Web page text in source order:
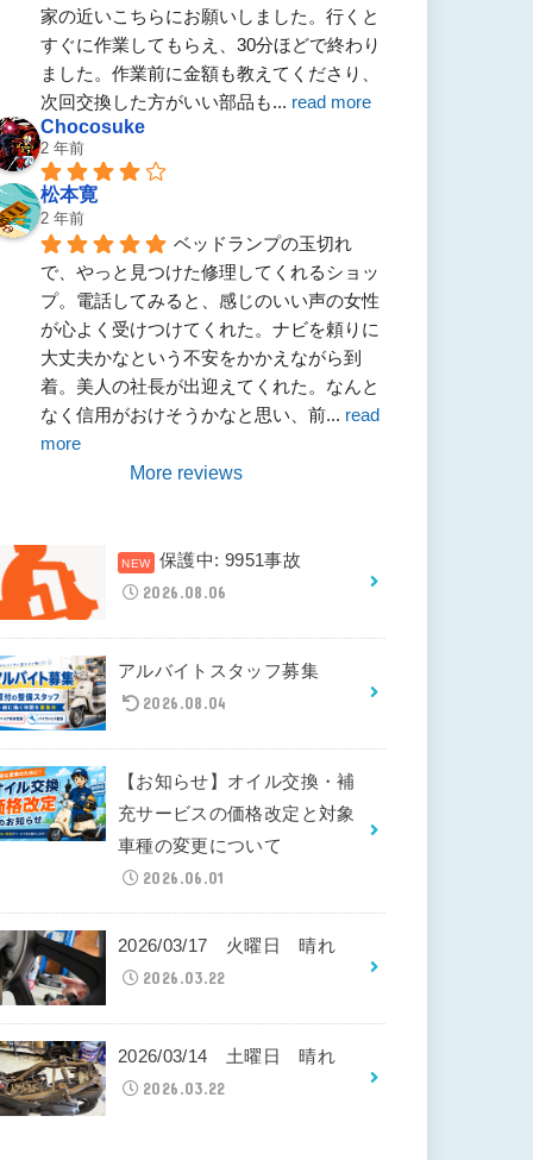
家の近いこちらにお願いしました。行くと
すぐに作業してもらえ、30分ほどで終わり
ました。作業前に金額も教えてくださり、
次回交換した方がいい部品も... read more
Chocosuke
2 年前
松本寛
2 年前
ベッドランプの玉切れ
で、やっと見つけた修理してくれるショッ
プ。電話してみると、感じのいい声の女性
が心よく受けつけてくれた。ナビを頼りに
大丈夫かなという不安をかかえながら到
着。美人の社長が出迎えてくれた。なんと
なく信用がおけそうかなと思い、前... read
more
More reviews
保護中: 9951事故
2026.08.06
アルバイトスタッフ募集
2026.08.04
【お知らせ】オイル交換・補
充サービスの価格改定と対象
車種の変更について
2026.06.01
2026/03/17 火曜日 晴れ
2026.03.22
2026/03/14 土曜日 晴れ
2026.03.22